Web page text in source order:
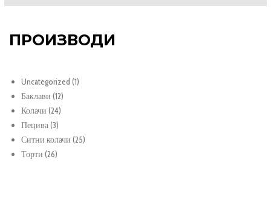
ПРОИЗВОДИ
Uncategorized 11
Баклави 1212
Колачи 2424
Пецива 33
продукти
Ситни колачи 2525
Торти 2626